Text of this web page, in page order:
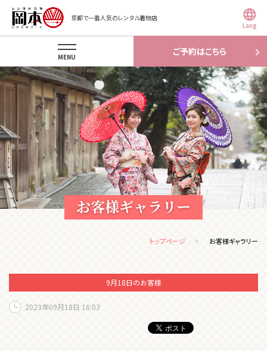
京都で一番人気のレンタル着物店
Lang
ご予約はこちら
MENU
お客様ギャラリー
トップページ お客様ギャラリー
9月18日のお客様
2023年09月18日 16:03